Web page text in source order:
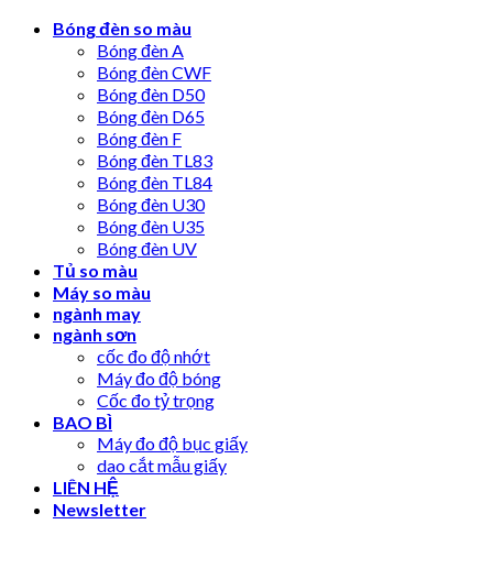
Skip
Bóng đèn so màu
Bóng đèn A
Bóng đèn CWF
Bóng đèn D50
Bóng đèn D65
Bóng đèn F
Bóng đèn TL83
Bóng đèn TL84
Bóng đèn U30
Bóng đèn U35
Bóng đèn UV
Tủ so màu
Máy so màu
ngành may
ngành sơn
cốc đo độ nhớt
Máy đo độ bóng
Cốc đo tỷ trọng
BAO BÌ
Máy đo độ bục giấy
dao cắt mẫu giấy
LIÊN HỆ
Newsletter